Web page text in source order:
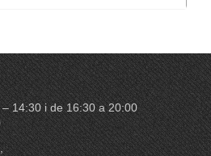
14:30 i de 16:30 a 20:00